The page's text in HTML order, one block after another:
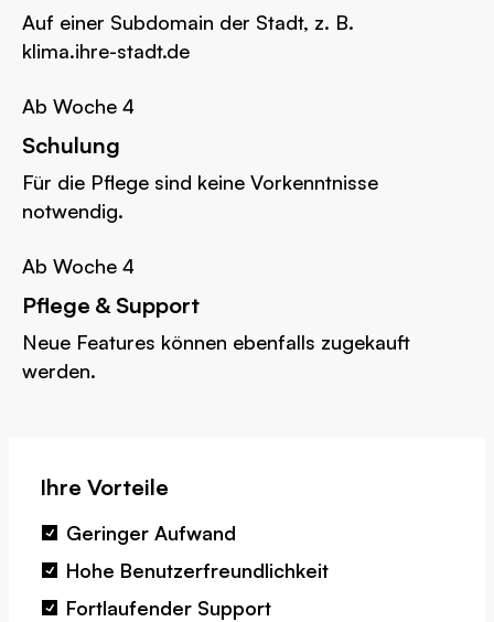
Auf einer Subdomain der Stadt, z. B.
klima.ihre-stadt.de
Ab Woche 4
Schulung
Für die Pflege sind keine Vorkenntnisse
notwendig.
Ab Woche 4
Pflege & Support
Neue Features können ebenfalls zugekauft
werden.
Ihre Vorteile
Geringer Aufwand
Hohe Benutzerfreundlichkeit
Fortlaufender Support